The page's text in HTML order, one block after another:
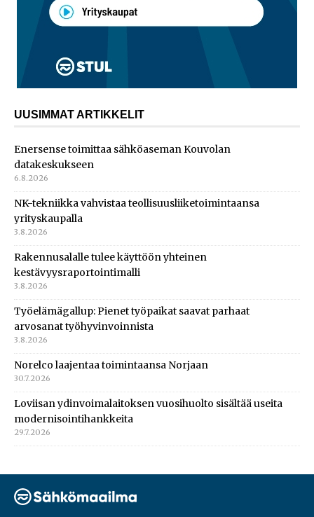
UUSIMMAT ARTIKKELIT
Enersense toimittaa sähköaseman Kouvolan
datakeskukseen
6.8.2026
NK-tekniikka vahvistaa teollisuusliiketoimintaansa
yrityskaupalla
3.8.2026
Rakennusalalle tulee käyttöön yhteinen
kestävyysraportointimalli
3.8.2026
Työelämägallup: Pienet työpaikat saavat parhaat
arvosanat työhyvinvoinnista
3.8.2026
Norelco laajentaa toimintaansa Norjaan
30.7.2026
Loviisan ydinvoimalaitoksen vuosihuolto sisältää useita
modernisointihankkeita
29.7.2026